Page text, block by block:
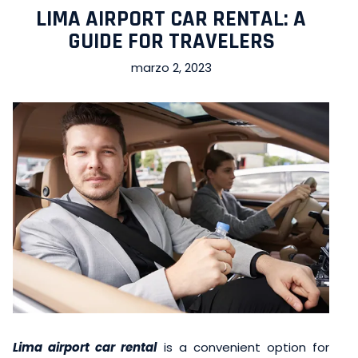
LIMA AIRPORT CAR RENTAL: A
GUIDE FOR TRAVELERS
marzo 2, 2023
Lima airport car rentalis a convenient option for